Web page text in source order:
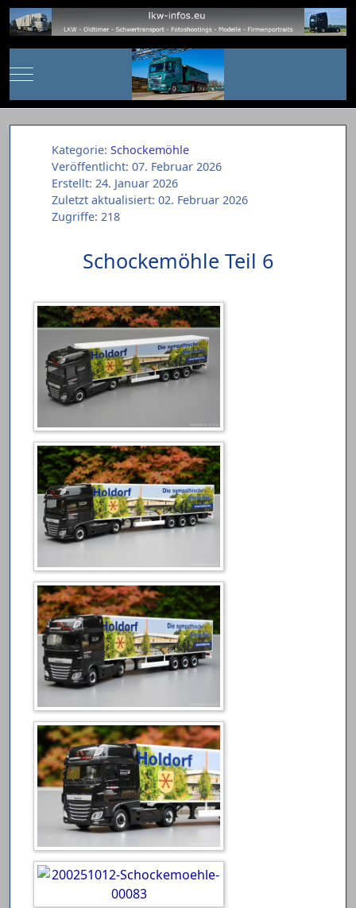
Mobile Menu Toggle
Kategorie: Schockemöhle
Veröffentlicht: 07. Februar 2026
Erstellt: 24. Januar 2026
Zuletzt aktualisiert: 02. Februar 2026
Zugriffe: 218
Schockemöhle Teil 6